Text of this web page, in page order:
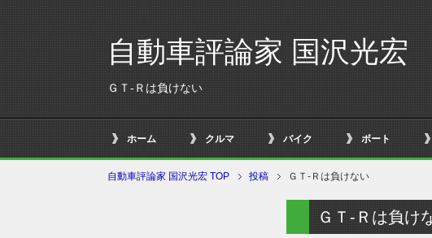
自動車評論家 国沢光宏
ＧＴ-Ｒは負けない
ホーム クルマ バイク ボート
自動車評論家 国沢光宏 TOP 投稿 ＧＴ-Ｒは負けない
ＧＴ-Ｒは負け